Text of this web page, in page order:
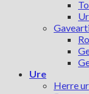
Ure
Herre ur